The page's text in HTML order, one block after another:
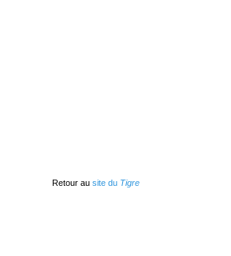
Retour au site du Tigre